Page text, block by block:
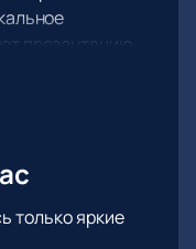
презентацию
легендарной
и увидеть его
только яркие